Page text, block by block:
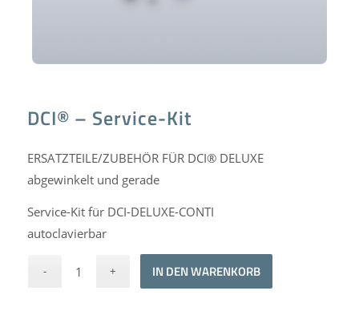
DCI® – Service-Kit
ERSATZTEILE/ZUBEHÖR FÜR DCI® DELUXE
abgewinkelt und gerade
Service-Kit für DCI-DELUXE-CONTI
autoclavierbar
IN DEN WARENKORB